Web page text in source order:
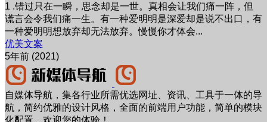
1 .错过只在一瞬，思念却是一世。真相会让我们痛一阵，但
谎言会令我们痛一生。有一种爱明明是深爱却是说不出口，有
一种爱明明想放弃却无法放弃。慢慢你才体会...
优美文案
5年前 (2021)
自媒体导航，集各行业所需优选网址、资讯、工具于一体的导
航，简约优雅的设计风格，全面的前端用户功能，简单的模块
化配置，欢迎您的体验！